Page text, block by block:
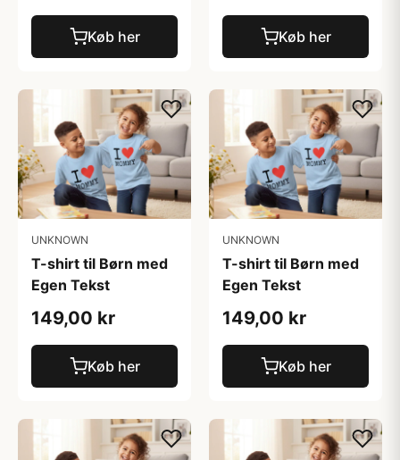
Køb her Køb her
UNKNOWN
T-shirt til Børn med
Egen Tekst
149,00 kr
Køb her
UNKNOWN
T-shirt til Børn med
Egen Tekst
149,00 kr
Køb her